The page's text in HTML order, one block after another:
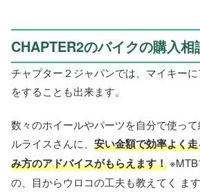
CHAPTER2のバイクの購入相
チャプター２ジャパンでは、マイキー
をすることも出来ます。
数々のホイールやパーツを自分で使っ
ルライスさんに、 安い金額で効率よく
み方のアドバイスがもらえます！
の、目からウロコの工夫も教えてく ま